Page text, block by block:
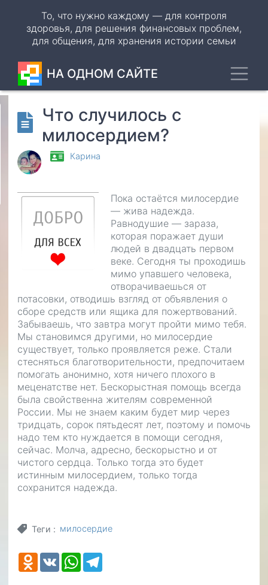
основному
содержанию
То, что нужно каждому — для контроля
здоровья, для решения финансовых проблем,
для общения, для хранения истории семьи
НА ОДНОМ САЙТЕ
Что случилось с
милосердием?
Карина
Пока остаётся милосердие
— жива надежда.
Равнодушие — зараза,
которая поражает души
людей в двадцать первом
веке. Сегодня ты проходишь
мимо упавшего человека,
отворачиваешься от
потасовки, отводишь взгляд от объявления о
сборе средств или ящика для пожертвований.
Забываешь, что завтра могут пройти мимо тебя.
Мы становимся другими, но милосердие
существует, только проявляется реже. Стали
стесняться благотворительности, предпочитаем
помогать анонимно, хотя ничего плохого в
меценатстве нет. Бескорыстная помощь всегда
была свойственна жителям современной
России. Мы не знаем каким будет мир через
тридцать, сорок пятьдесят лет, поэтому и помочь
надо тем кто нуждается в помощи сегодня,
сейчас. Молча, адресно, бескорыстно и от
чистого сердца. Только тогда это будет
истинным милосердием, только тогда
сохранится надежда.
Теги милосердие
Odnoklassniki
VK WhatsApp